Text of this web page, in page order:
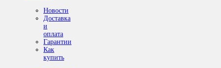
Новости
Доставка
и
оплата
Гарантии
Как
купить